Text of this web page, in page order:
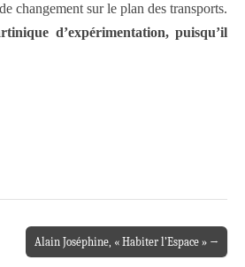
changement sur le plan des transports.
d’expérimentation, puisqu’il
Alain Joséphine, « Habiter l’Espace » →